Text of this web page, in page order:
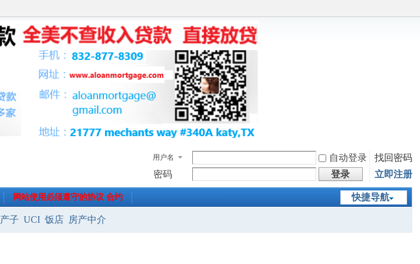
用户名 自动登录
找回密码
密码
登录 立即注册
快捷导航
网站使用必须遵守的协议 合约
产子 UCI 饭店 房产中介